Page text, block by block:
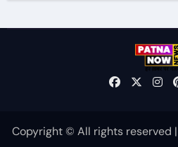
Copyright © All rights reserved |